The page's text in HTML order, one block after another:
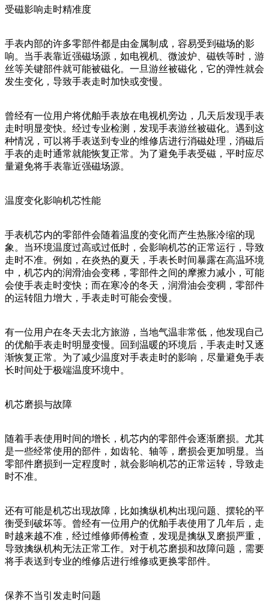
受磁影响走时精准度
手表内部的许多零部件都是由金属制成，容易受到磁场的影
响。当手表靠近强磁场源，如电视机、微波炉、磁铁等时，游
丝等关键部件就可能被磁化。一旦游丝被磁化，它的弹性就会
发生变化，导致手表走时加快或变慢。
曾经有一位用户将优舶手表放在电视机旁边，几天后发现手表
走时明显变快。经过专业检测，发现手表游丝被磁化。遇到这
种情况，可以将手表送到专业的维修店进行消磁处理，消磁后
手表的走时通常就能恢复正常。为了避免手表受磁，平时应尽
量避免将手表靠近强磁场源。
温度变化影响机芯性能
手表机芯内的零部件会随着温度的变化而产生热胀冷缩的现
象。当环境温度过高或过低时，会影响机芯的正常运行，导致
走时不准。例如，在炎热的夏天，手表长时间暴露在高温环境
中，机芯内的润滑油会变稀，零部件之间的摩擦力减小，可能
会使手表走时变快；而在寒冷的冬天，润滑油会变稠，零部件
的运转阻力增大，手表走时可能会变慢。
有一位用户在冬天去北方旅游，当地气温非常低，他发现自己
的优舶手表走时明显变慢。回到温暖的环境后，手表走时又逐
渐恢复正常。为了减少温度对手表走时的影响，尽量避免手表
长时间处于极端温度环境中。
机芯磨损与故障
随着手表使用时间的增长，机芯内的零部件会逐渐磨损。尤其
是一些经常使用的部件，如齿轮、轴等，磨损会更加明显。当
零部件磨损到一定程度时，就会影响机芯的正常运转，导致走
时不准。
还有可能是机芯出现故障，比如擒纵机构出现问题、摆轮的平
衡受到破坏等。曾经有一位用户的优舶手表使用了几年后，走
时越来越不准，经过维修师傅检查，发现是擒纵叉磨损严重，
导致擒纵机构无法正常工作。对于机芯磨损和故障问题，需要
将手表送到专业的维修店进行维修或更换零部件。
保养不当引发走时问题